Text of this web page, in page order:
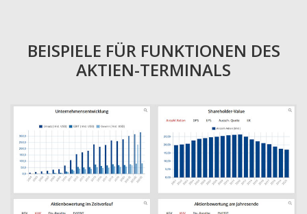
BEISPIELE FÜR FUNKTIONEN DES
AKTIEN-TERMINALS